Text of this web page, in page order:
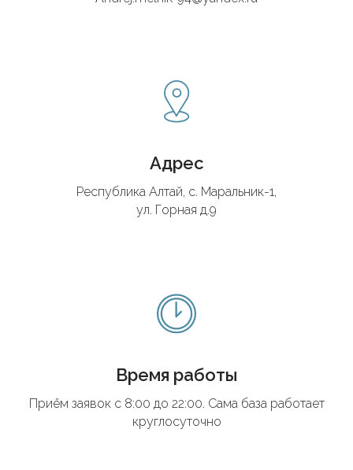
Адрес
Республика Алтай, с. Маральник-1,
ул. Горная д.9
Время работы
Приём заявок с 8:00 до 22:00. Сама база работает
круглосуточно